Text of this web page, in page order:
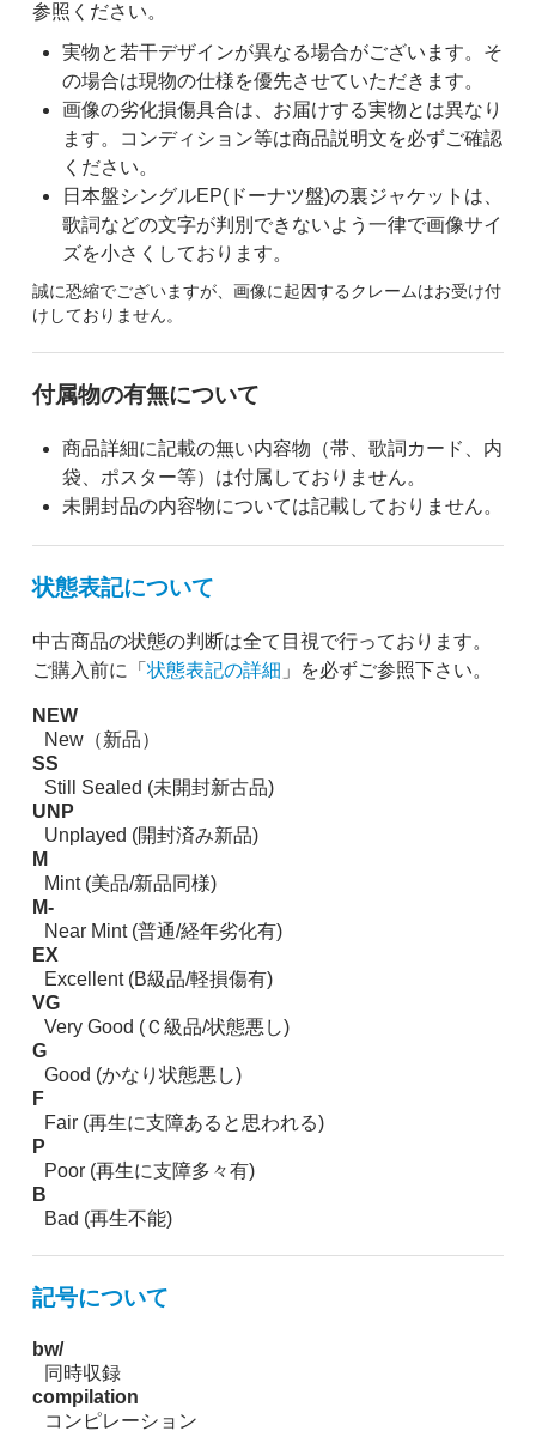
参照ください。
実物と若干デザインが異なる場合がございます。そ
の場合は現物の仕様を優先させていただきます。
画像の劣化損傷具合は、お届けする実物とは異なり
ます。コンディション等は商品説明文を必ずご確認
ください。
日本盤シングルEP(ドーナツ盤)の裏ジャケットは、
歌詞などの文字が判別できないよう一律で画像サイ
ズを小さくしております。
誠に恐縮でございますが、画像に起因するクレームはお受け付
けしておりません。
付属物の有無について
商品詳細に記載の無い内容物（帯、歌詞カード、内
袋、ポスター等）は付属しておりません。
未開封品の内容物については記載しておりません。
状態表記について
中古商品の状態の判断は全て目視で行っております。
ご購入前に「 状態表記の詳細 」を必ずご参照下さい。
NEW
New（新品）
SS
Still Sealed (未開封新古品)
UNP
Unplayed (開封済み新品)
M
Mint (美品/新品同様)
M-
Near Mint (普通/経年劣化有)
EX
Excellent (B級品/軽損傷有)
VG
Very Good (Ｃ級品/状態悪し)
G
Good (かなり状態悪し)
F
Fair (再生に支障あると思われる)
P
Poor (再生に支障多々有)
B
Bad (再生不能)
記号について
bw/
同時収録
compilation
コンピレーション